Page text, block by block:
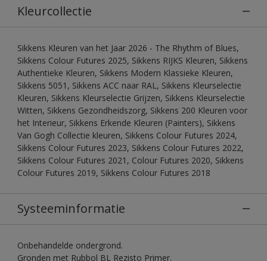
Kleurcollectie
Sikkens Kleuren van het Jaar 2026 - The Rhythm of Blues,
Sikkens Colour Futures 2025, Sikkens RIJKS Kleuren, Sikkens
Authentieke Kleuren, Sikkens Modern Klassieke Kleuren,
Sikkens 5051, Sikkens ACC naar RAL, Sikkens Kleurselectie
Kleuren, Sikkens Kleurselectie Grijzen, Sikkens Kleurselectie
Witten, Sikkens Gezondheidszorg, Sikkens 200 Kleuren voor
het Interieur, Sikkens Erkende Kleuren (Painters), Sikkens
Van Gogh Collectie kleuren, Sikkens Colour Futures 2024,
Sikkens Colour Futures 2023, Sikkens Colour Futures 2022,
Sikkens Colour Futures 2021, Colour Futures 2020, Sikkens
Colour Futures 2019, Sikkens Colour Futures 2018
Systeeminformatie
Onbehandelde ondergrond.
Gronden met Rubbol BL Rezisto Primer.